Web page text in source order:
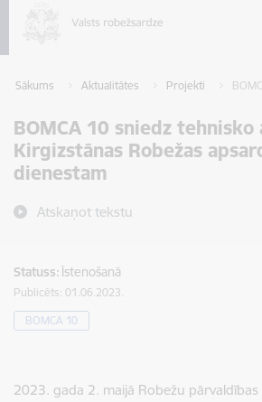
Sākums Aktualitātes Projekti
BOMCA 10 sniedz
Kirgizstānas Robežas
dienestam
Atskaņot tekstu
Statuss:Īstenošanā
Publicēts: 01.06.2023.
BOMCA 10
2023. gada 2. maijā Robežu